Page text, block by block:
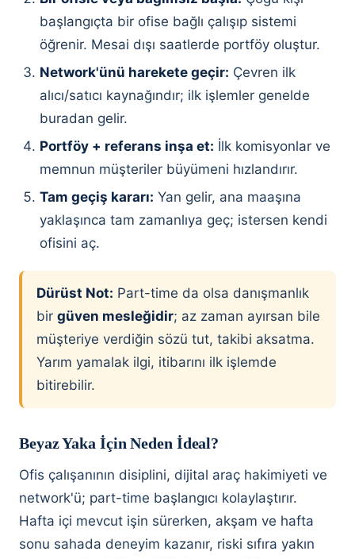
başlangıçta bir ofise bağlı çalışıp sistemi
öğrenir. Mesai dışı saatlerde portföy oluştur.
Network'ünü harekete geçir: Çevren ilk
alıcı/satıcı kaynağındır; ilk işlemler genelde
buradan gelir.
Portföy + referans inşa et: İlk komisyonlar ve
memnun müşteriler büyümeni hızlandırır.
Tam geçiş kararı: Yan gelir, ana maaşına
yaklaşınca tam zamanlıya geç; istersen kendi
ofisini aç.
Dürüst Not: Part-time da olsa danışmanlık
bir güven mesleğidir; az zaman ayırsan bile
müşteriye verdiğin sözü tut, takibi aksatma.
Yarım yamalak ilgi, itibarını ilk işlemde
bitirebilir.
Beyaz Yaka İçin Neden İdeal?
Ofis çalışanının disiplini, dijital araç hakimiyeti ve
network'ü; part-time başlangıcı kolaylaştırır.
Hafta içi mevcut işin sürerken, akşam ve hafta
sonu sahada deneyim kazanır, riski sıfıra yakın